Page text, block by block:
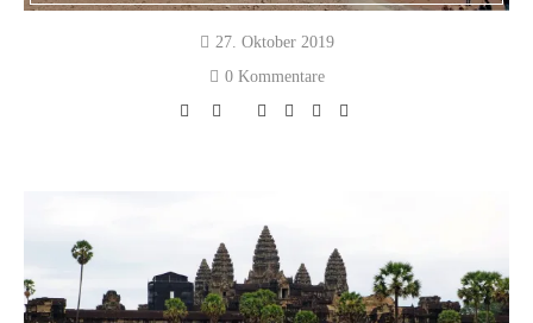
27. Oktober 2019
0 Kommentare